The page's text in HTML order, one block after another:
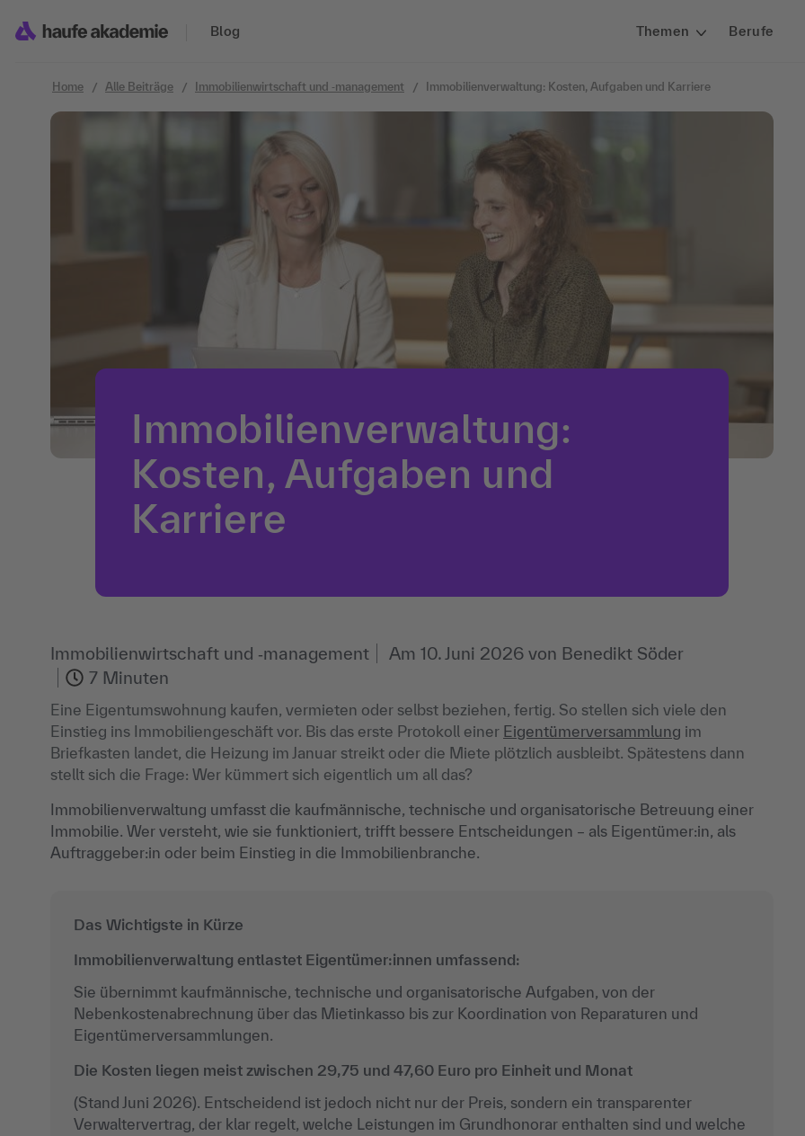
Blog
Themen Berufe
Home Alle Beiträge Immobilienwirtschaft und ‐management Immobilienverwaltung: Kosten, Aufgaben und Karriere
Immobilienverwaltung:
Kosten, Aufgaben und
Karriere
Immobilienwirtschaft und ‐management Am 10. Juni 2026 von Benedikt Söder
7 Minuten
Eine Eigentumswohnung kaufen, vermieten oder selbst beziehen, fertig. So stellen sich viele den
Einstieg ins Immobiliengeschäft vor. Bis das erste Protokoll einer Eigentümerversammlung im
Briefkasten landet, die Heizung im Januar streikt oder die Miete plötzlich ausbleibt. Spätestens dann
stellt sich die Frage: Wer kümmert sich eigentlich um all das?
Immobilienverwaltung umfasst die kaufmännische, technische und organisatorische Betreuung einer
Immobilie. Wer versteht, wie sie funktioniert, trifft bessere Entscheidungen – als Eigentümer:in, als
Auftraggeber:in oder beim Einstieg in die Immobilienbranche.
Das Wichtigste in Kürze
Immobilienverwaltung entlastet Eigentümer:innen umfassend:
Sie übernimmt kaufmännische, technische und organisatorische Aufgaben, von der
Nebenkostenabrechnung über das Mietinkasso bis zur Koordination von Reparaturen und
Eigentümerversammlungen.
Die Kosten liegen meist zwischen 29,75 und 47,60 Euro pro Einheit und Monat
(Stand Juni 2026). Entscheidend ist jedoch nicht nur der Preis, sondern ein transparenter
Verwaltervertrag, der klar regelt, welche Leistungen im Grundhonorar enthalten sind und welche